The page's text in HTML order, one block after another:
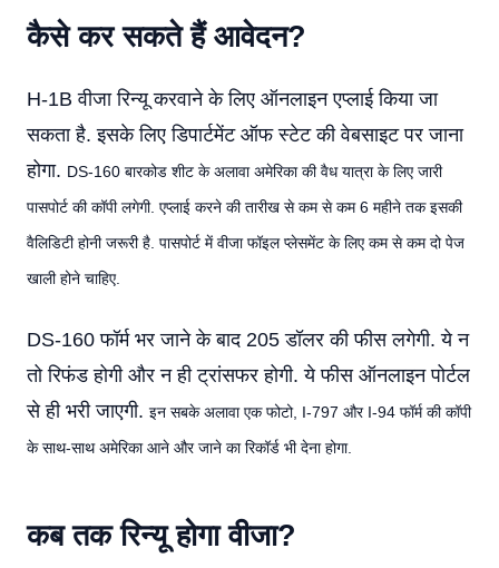
कैसे कर सकते हैं आवेदन?
H-1B वीजा रिन्यू करवाने के लिए ऑनलाइन एप्लाई किया जा
सकता है. इसके लिए डिपार्टमेंट ऑफ स्टेट की वेबसाइट पर जाना
होगा. DS-160 बारकोड शीट के अलावा अमेरिका की वैध यात्रा के लिए जारी
पासपोर्ट की कॉपी लगेगी. एप्लाई करने की तारीख से कम से कम 6 महीने तक इसकी
वैलिडिटी होनी जरूरी है. पासपोर्ट में वीजा फॉइल प्लेसमेंट के लिए कम से कम दो पेज
खाली होने चाहिए.
DS-160 फॉर्म भर जाने के बाद 205 डॉलर की फीस लगेगी. ये न
तो रिफंड होगी और न ही ट्रांसफर होगी. ये फीस ऑनलाइन पोर्टल
से ही भरी जाएगी. इन सबके अलावा एक फोटो, I-797 और I-94 फॉर्म की कॉपी
के साथ-साथ अमेरिका आने और जाने का रिकॉर्ड भी देना होगा.
कब तक रिन्यू होगा वीजा?